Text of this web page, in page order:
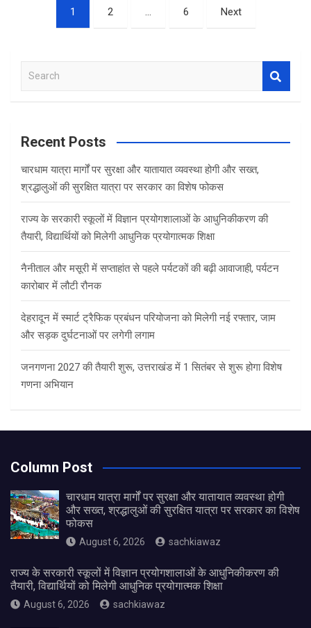
pagination
1 2 … 6 Next
a
c
Recent Posts
चारधाम यात्रा मार्गों पर सुरक्षा और यातायात व्यवस्था होगी और सख्त,
श्रद्धालुओं की सुरक्षित यात्रा पर सरकार का विशेष फोकस
राज्य के सरकारी स्कूलों में विज्ञान प्रयोगशालाओं के आधुनिकीकरण की
तैयारी, विद्यार्थियों को मिलेगी आधुनिक प्रयोगात्मक शिक्षा
नैनीताल और मसूरी में सप्ताहांत से पहले पर्यटकों की बढ़ी आवाजाही, पर्यटन
कारोबार में लौटी रौनक
देहरादून में स्मार्ट ट्रैफिक प्रबंधन परियोजना को मिलेगी नई रफ्तार, जाम
और सड़क दुर्घटनाओं पर लगेगी लगाम
जनगणना 2027 की तैयारी शुरू, उत्तराखंड में 1 सितंबर से शुरू होगा विशेष
गणना अभियान
Column Post
चारधाम यात्रा मार्गों पर सुरक्षा और यातायात व्यवस्था होगी
और सख्त, श्रद्धालुओं की सुरक्षित यात्रा पर सरकार का विशेष
फोकस
August 6, 2026 sachkiawaz
राज्य के सरकारी स्कूलों में विज्ञान प्रयोगशालाओं के आधुनिकीकरण की
तैयारी, विद्यार्थियों को मिलेगी आधुनिक प्रयोगात्मक शिक्षा
August 6, 2026 sachkiawaz